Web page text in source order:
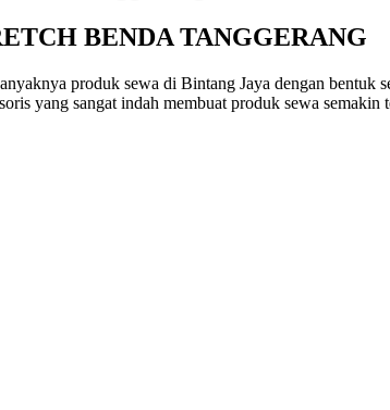
BENDA TANGGERANG
produk sewa di Bintang Jaya dengan bentuk
yang sangat indah membuat produk sewa semakin